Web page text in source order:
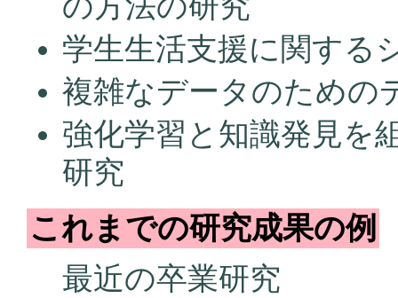
の方法の研究
学生生活支援に関する
複雑なデータのための
強化学習と知識発見を
研究
これまでの研究成果の例
最近の卒業研究